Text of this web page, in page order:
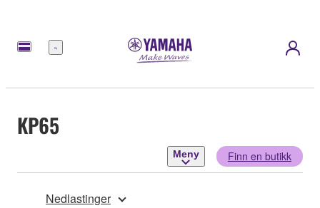
Meny
KP65
Meny Finn en butikk
Nedlastinger